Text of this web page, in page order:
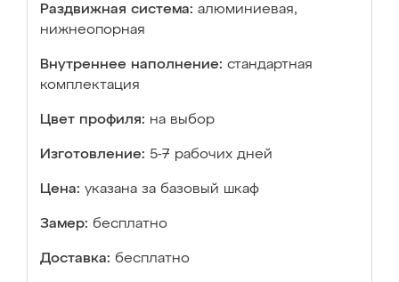
Раздвижная система: алюминиевая,
нижнеопорная
Внутреннее наполнение: стандартная
комплектация
Цвет профиля: на выбор
Изготовление: 5-7 рабочих дней
Цена: указана за базовый шкаф
Замер: бесплатно
Доставка: бесплатно